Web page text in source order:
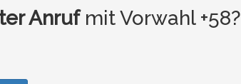
Anrufmit Vorwahl +58?